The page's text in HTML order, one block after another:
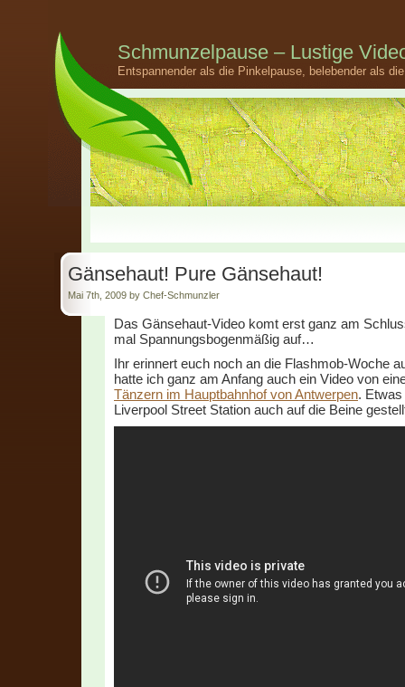
Schmunzelpause – Lustige
Entspannender als die Pinkelpause, belebender als
Gänsehaut! Pure Gänsehaut!
Mai 7th, 2009 by Chef-Schmunzler
Das Gänsehaut-Video komt erst ganz am
mal Spannungsbogenmäßig auf…
Ihr erinnert euch noch an die Flashmob-Woche
hatte ich ganz am Anfang auch ein Video von
Tänzern im Hauptbahnhof von Antwerpen.
Liverpool Street Station auch auf die Beine